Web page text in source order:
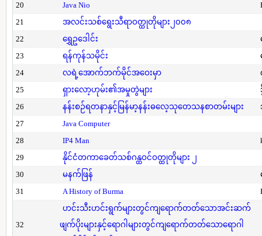
20
Java Nio
21
အလင်းသစ်ရွေးသီရာဝတ္ထုတိုများ၂၀၀၈
22
ရွှေဥဒေါင်း
23
ရန်ကုန်သမိုင်း
24
လရဲ့အောက်ဘက်မိုင်အဝေးမှာ
25
ရှားလော့ဟုမ်း၏အမှုတွဲများ
26
နန်းစဉ်ရတနာနှင့်မြန်မာ့နန်းဓလေ့သုတေသနစာတမ်းများ
27
Java Computer
28
IP4 Man
29
နိုင်ငံတကာခေတ်သစ်ဂန္ထဝင်ဝတ္ထုတိုများ ၂
30
မနက်ဖြန်
31
A History of Burma
32
ဟင်းသီးဟင်းရွက်များတွင်ကျရောက်တတ်သောအင်းဆက်
ဖျက်ပိုးများနှင့်ရောဂါများတွင်ကျရောက်တတ်သောရောဂါ